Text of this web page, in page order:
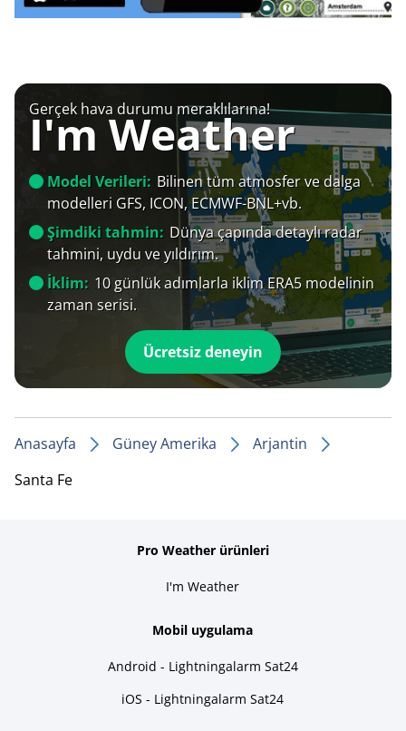
Gerçek hava durumu meraklılarına!
I'm Weather
Model Verileri: Bilinen tüm atmosfer ve dalga
modelleri GFS, ICON, ECMWF-BNL+vb.
Şimdiki tahmin: Dünya çapında detaylı radar
tahmini, uydu ve yıldırım.
İklim: 10 günlük adımlarla iklim ERA5 modelinin
zaman serisi.
Ücretsiz deneyin
Anasayfa Güney Amerika
Arjantin
Santa Fe
Pro Weather ürünleri
I'm Weather
Mobil uygulama
Android - Lightningalarm Sat24
iOS - Lightningalarm Sat24